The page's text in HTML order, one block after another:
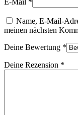
Name, E-Mail-
meinen nächsten
Deine Bewertung *
Deine Rezension *